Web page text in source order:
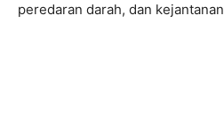
peredaran darah, dan kejantanan